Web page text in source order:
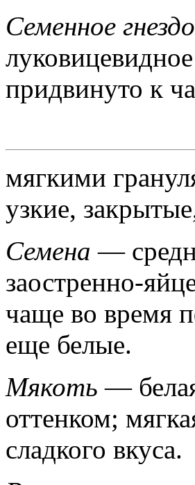
Семенное
придвинуто к
мягкими
узкие,
Семена—
заостренно-
чаще во время
еще белые.
Мякоть—
оттенком;
сладкого вкуса.